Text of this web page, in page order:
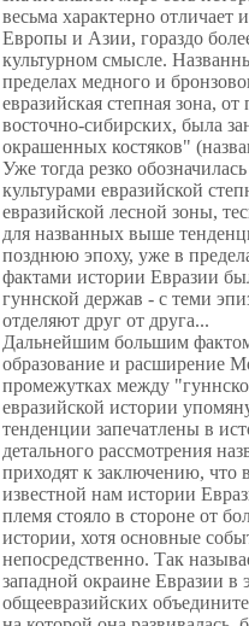
весьма характерно
Европы и Азии, гораздо
культурном смысле.
пределах медного и
евразийская степная зона,
восточно-сибирских, была
окрашенных костяков"
Уже тогда резко
культурами евразийской
евразийской лесной зоны,
для названных выше
позднюю эпоху, уже в
фактами истории Евразии
гуннской держав - с теми
отделяют друг от друга...
Дальнейшим большим
образование и расширение
промежутках между
евразийской истории
тенденции запечатлены в
детального рассмотрения
приходят к заключению, что
известной нам истории
племя стояло в стороне от
истории, хотя основные
непосредственно. Так
западной окраине Евразии в
общеевразийских